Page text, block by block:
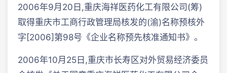
2006年9月20日,重庆海祥医药化工有限公司(筹)
取得重庆市工商行政管理局核发的(渝)名称预核外
字[2006]第98号《企业名称预先核准通知书》。
2006年10月25日,重庆市长寿区对外贸易经济委员